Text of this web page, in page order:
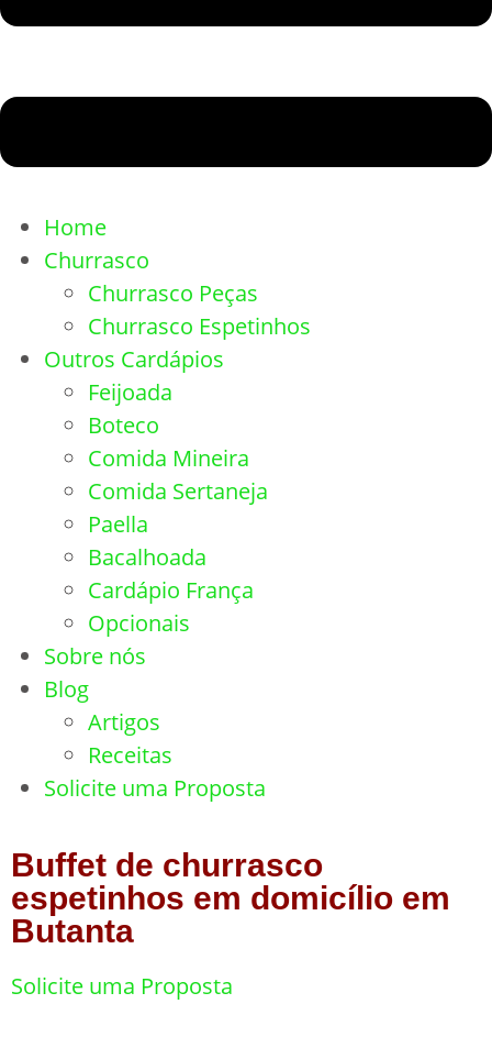
Home
Churrasco
Churrasco Peças
Churrasco Espetinhos
Outros Cardápios
Feijoada
Boteco
Comida Mineira
Comida Sertaneja
Paella
Bacalhoada
Cardápio França
Opcionais
Sobre nós
Blog
Artigos
Receitas
Solicite uma Proposta
Buffet de churrasco
espetinhos em domicílio em
Butanta
Solicite uma Proposta